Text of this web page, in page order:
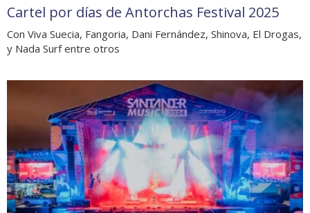
Cartel por días de Antorchas Festival 2025
Con Viva Suecia, Fangoria, Dani Fernández, Shinova, El Drogas,
y Nada Surf entre otros